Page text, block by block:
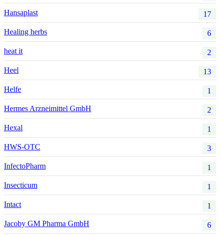
Hansaplast 17
Healing herbs 6
heat it 2
Heel 13
Helfe 1
Hermes Arzneimittel GmbH 2
Hexal 1
HWS-OTC 3
InfectoPharm 1
Insecticum 1
Intact 1
Jacoby GM Pharma GmbH 6